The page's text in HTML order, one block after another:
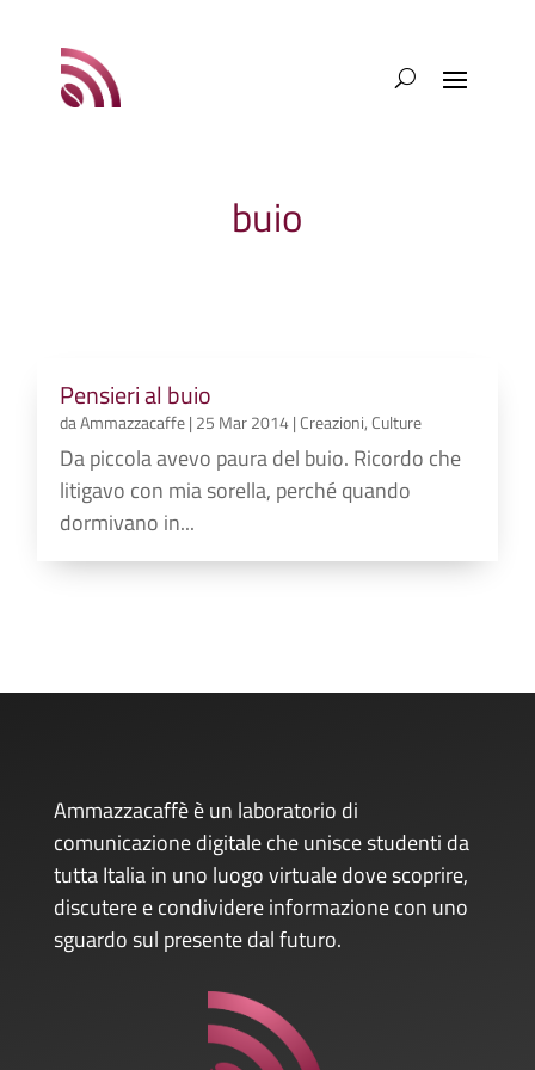
buio
Pensieri al buio
daAmmazzacaffe| 25 Mar 2014|Creazioni,Culture
Da piccola avevo paura del buio. Ricordo che
litigavo con mia sorella, perché quando
dormivano in...
Ammazzacaffè è un laboratorio di
comunicazione digitale che unisce studenti da
tutta Italia in uno luogo virtuale dove scoprire,
discutere e condividere informazione con uno
sguardo sul presente dal futuro.